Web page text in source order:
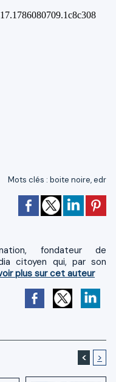
Mots clés : boite noire,edr
fondateur de
citoyen qui, par son
plus sur cet auteur
< >